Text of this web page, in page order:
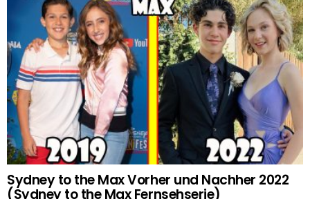
Sydney to the Max Vorher und Nachher 2022
(Sydney to the Max Fernsehserie)